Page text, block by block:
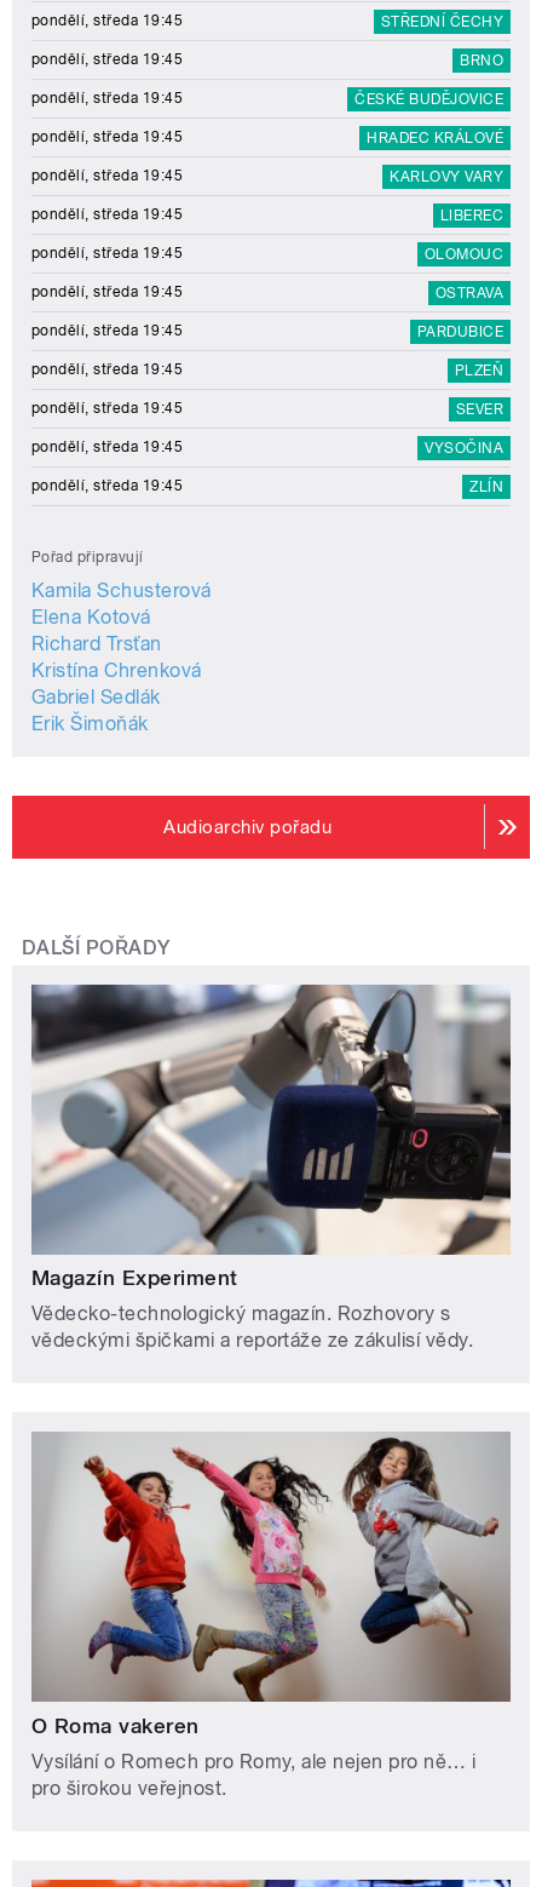
pondělí, středa 19:45 STŘEDNÍ ČECHY
pondělí, středa 19:45 BRNO
pondělí, středa 19:45 ČESKÉ BUDĚJOVICE
pondělí, středa 19:45 HRADEC KRÁLOVÉ
pondělí, středa 19:45 KARLOVY VARY
pondělí, středa 19:45 LIBEREC
pondělí, středa 19:45 OLOMOUC
pondělí, středa 19:45 OSTRAVA
pondělí, středa 19:45 PARDUBICE
pondělí, středa 19:45 PLZEŇ
pondělí, středa 19:45 SEVER
pondělí, středa 19:45 VYSOČINA
pondělí, středa 19:45 ZLÍN
Pořad připravují
Kamila Schusterová
Elena Kotová
Richard Trsťan
Kristína Chrenková
Gabriel Sedlák
Erik Šimoňák
Audioarchiv pořadu
DALŠÍ POŘADY
Magazín Experiment
Vědecko-technologický magazín. Rozhovory s
vědeckými špičkami a reportáže ze zákulisí vědy.
O Roma vakeren
Vysílání o Romech pro Romy, ale nejen pro ně… i
pro širokou veřejnost.